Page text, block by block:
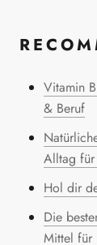
Vitamin
& Beruf
Alltag
Hol dir
Die
Mittel für